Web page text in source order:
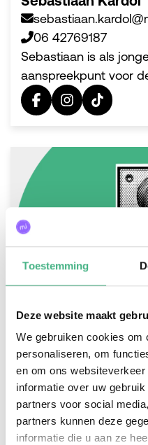
Toestemming
Deze website maakt
We gebruiken cookies om
personaliseren, om
en om ons
informatie over uw
partners voor social
partners kunnen deze
informatie die u aan ze
06 42769187
Sebastiaan is als
aanspreekpunt voor
Obeida Kadri
06 24693456
Obeida is als
voor de wijk Westwijk.